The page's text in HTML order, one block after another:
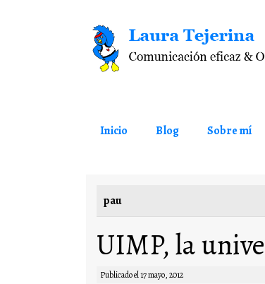
Saltar al contenido
Inicio Blog Sobre mí
pau
UIMP, la
Publicado el17 mayo, 2012